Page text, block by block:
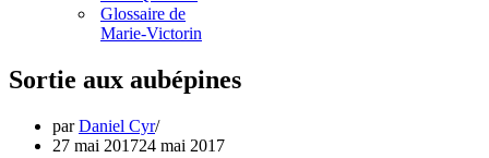
Glossaire de
Marie-Victorin
Sortie aux aubépines
parDaniel Cyr
27 mai 201724 mai 2017